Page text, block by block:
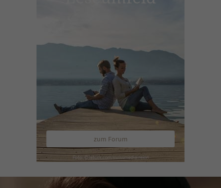
zum Forum